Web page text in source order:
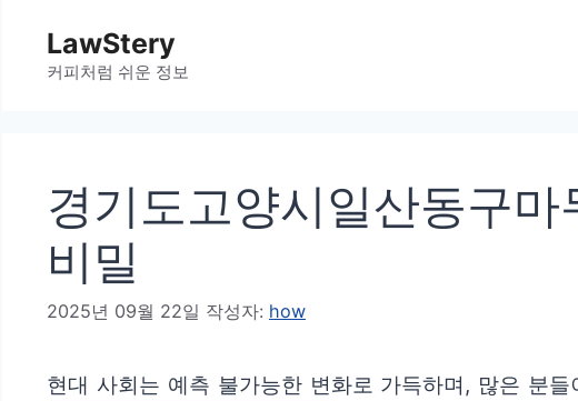
LawStery
커피처럼 쉬운 정보
경기도고양시일산동구
비밀
2025년 09월 22일 작성자: how
현대 사회는 예측 불가능한 변화로 가득하며, 많은 분